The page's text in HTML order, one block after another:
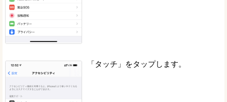
「タッチ」をタップします。